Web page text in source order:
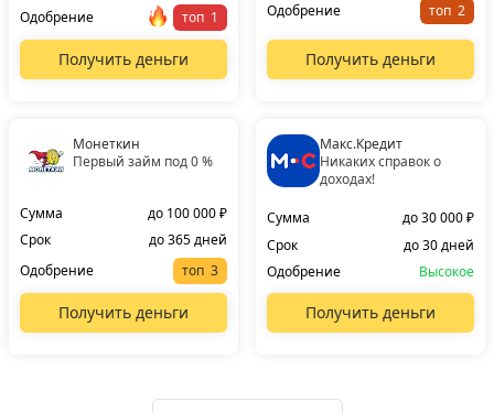
Одобрение
топ
Получить деньги
Одобрение
топ
Получить деньги
Монеткин
Первый займ под 0 %
Сумма
до 100 000 ₽
Срок
до 365 дней
Одобрение
топ
Получить деньги
Макс.Кредит
Никаких справок о
доходах!
Сумма
до 30 000 ₽
Срок
до 30 дней
Одобрение
Высокое
Получить деньги